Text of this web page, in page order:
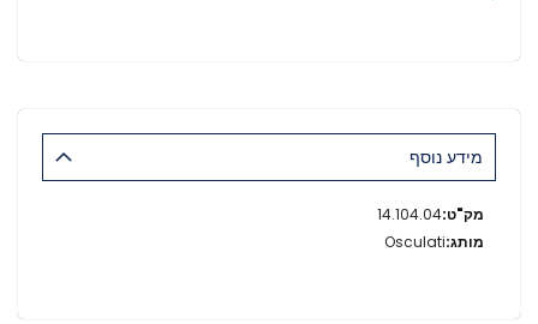
מידע נוסף
מידע
נוסף
14.104.04
Osculati